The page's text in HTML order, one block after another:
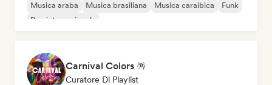
Musica araba
Musica brasiliana Musica caraibica
Funk
Rap internazionale
Carnival Colors 🪅
Curatore Di Playlist